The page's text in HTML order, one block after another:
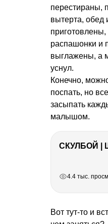
перестираны,
вытерта, обед
приготовлены,
распашонки и
выглажены, а
уснул.
Конечно,
поспать, но
засыпать
малышом.
4.4 тыс.
Вот тут-то и